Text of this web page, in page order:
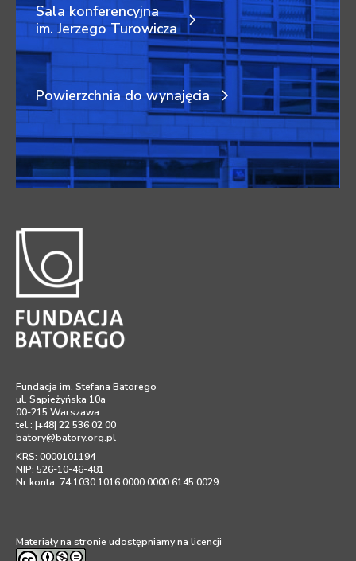
Fundacja im. Stefana Batorego
ul. Sapieżyńska 10a
00-215 Warszawa
tel.: |+48| 22 536 02 00
batory@batory.org.pl
KRS: 0000101194
NIP: 526-10-46-481
Nr konta: 74 1030 1016 0000 0000 6145 0029
Materiały na stronie udostępniamy na licencji
Sala konferencyjna
im. Jerzego Turowicza
Powierzchnia do wynajęcia